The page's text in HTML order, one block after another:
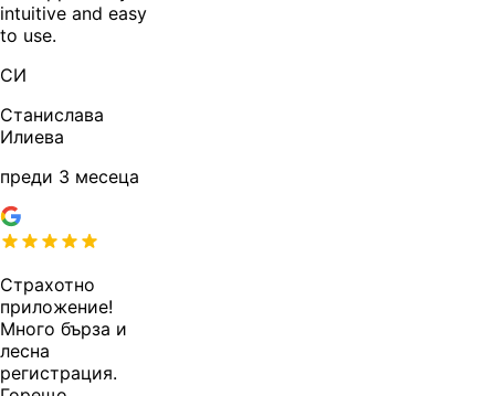
intuitive and easy
to use.
СИ
Станислава
Илиева
преди 3 месеца
Страхотно
приложение!
Много бърза и
лесна
регистрация.